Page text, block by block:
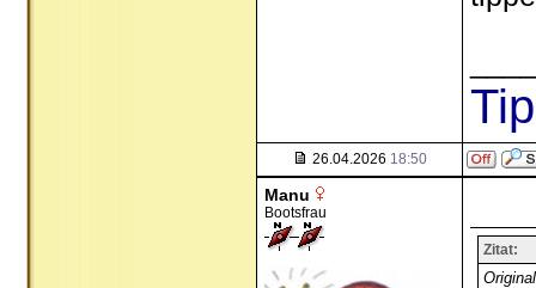
26.04.2026 18:50
Manu
Bootsfrau
Zitat: